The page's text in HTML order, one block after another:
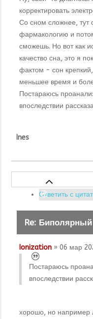
корректировать
Со сном сложнее, тут
фармакологию и
сможешь. Но вот как
качество сна, это я
фактом - сон
меньшее время и
Постараюсь
впоследствии
Ines
Ответить с
Re:
Ionization » 06 мар
Постараюсь
впоследствии
хорошо, но например